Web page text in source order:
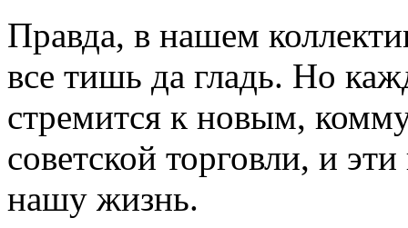
Правда, в нашем
все тишь да гладь. Но
стремится к новым,
советской торговли, и
нашу жизнь.